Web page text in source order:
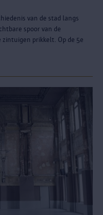
van de stad langs
spoor van de
prikkelt. Op de 5e